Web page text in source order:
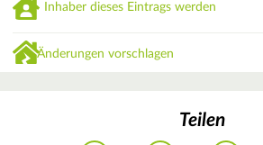
Inhaber dieses Eintrags werden
Änderungen vorschlagen
Teilen